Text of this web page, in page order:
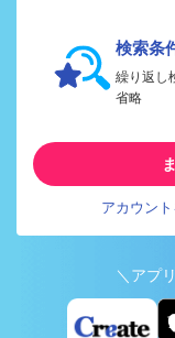
検索条
繰り返し
省略
アカウン
＼アプ